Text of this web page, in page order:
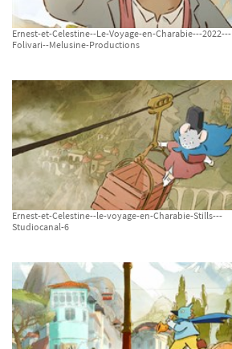
Ernest-et-Celestine--Le-Voyage-en-Charabie---2022---
Folivari--Melusine-Productions
Ernest-et-Celestine--le-voyage-en-Charabie-Stills---
Studiocanal-6